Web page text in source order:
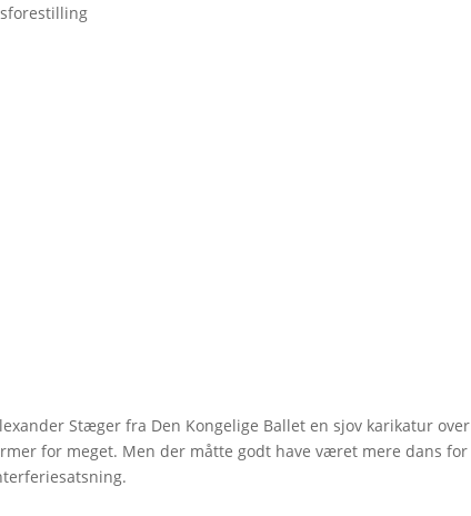
Stæger fra Den Kongelige Ballet en sjov karikatur over
for meget. Men der måtte godt have været mere dans for